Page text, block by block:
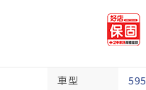
車型
595